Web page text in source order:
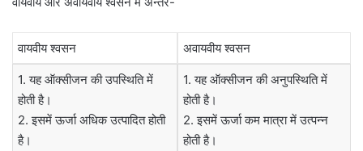
वायवीय श्वसन अवायवीय श्वसन
1. यह ऑक्सीजन की उपस्थिति में
होती है।
2. इसमें ऊर्जा अधिक उत्पादित होती
है।
1. यह ऑक्सीजन की अनुपस्थिति में
होती है।
2. इसमें ऊर्जा कम मात्रा में उत्पन्न
होती है।